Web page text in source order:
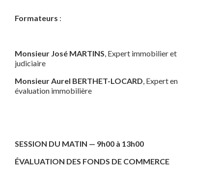
Formateurs :
Monsieur José MARTINS, Expert immobilier et
judiciaire
Monsieur Aurel BERTHET-LOCARD, Expert en
évaluation immobilière
SESSION DU MATIN — 9h00 à 13h00
ÉVALUATION DES FONDS DE COMMERCE